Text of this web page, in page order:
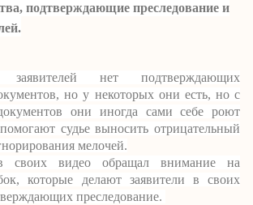
подтверждающие преследование и
нет подтверждающих
но у некоторых они есть, но с
они иногда сами себе роют
судье выносить отрицательный
мелочей.
видео обращал внимание на
которые делают заявители в своих
преследование.